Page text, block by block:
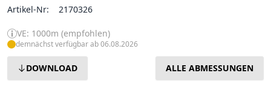
Artikel-Nr: 2170326
VE: 1000m (empfohlen)
demnächst verfügbar ab 06.08.2026
DOWNLOAD ALLE ABMESSUNGEN